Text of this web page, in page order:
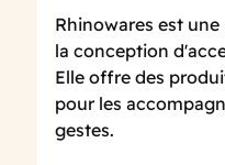
Rhinowares est
la conception
Elle offre des
pour les
gestes.